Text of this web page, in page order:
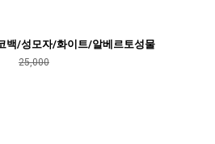
백/성모자/화이트/알베르토성물
25,000